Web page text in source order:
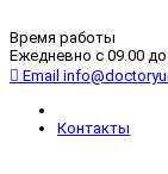
Время работы
Ежедневно с 09.00 до
Email
Контакты